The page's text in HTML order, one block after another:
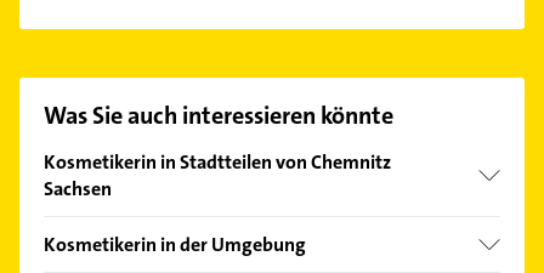
auswählen. Hier finden Sie alleKontaktdaten
Was Sie auch interessieren könnte
Kosmetikerin in Stadtteilen von Chemnitz
Sachsen
Adelsberg
Kosmetikerin in der Umgebung